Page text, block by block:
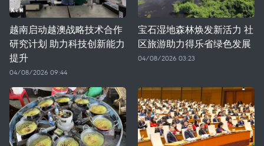
越南启动越澳战略技术合作
研究计划 助力科技创新能力
提升
04/08/2026 09:44
宝石湿地森林焕发新活力 社
区旅游助力得乐省绿色发展
04/08/2026 03:23